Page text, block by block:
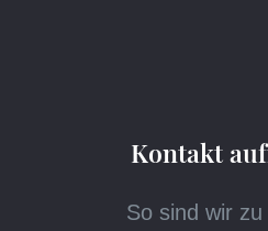
Kontakt
So sind wir